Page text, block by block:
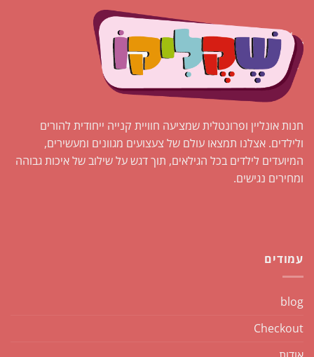
חנות אונליין ופרונטלית שמציעה חוויית קנייה ייחודית להורים
ולילדים. אצלנו תמצאו עולם של צעצועים מגוונים ומעשירים,
המיועדים לילדים בכל הגילאים, תוך דגש על שילוב של איכות גבוהה
ומחירים נגישים.
עמודים
blog
Checkout